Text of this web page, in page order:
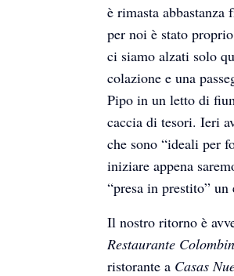
è rimasta
per noi è stato
ci siamo alzati solo
colazione e una
Pipo in un letto di
caccia di tesori. Ieri
che sono “ideali per
iniziare appena
“presa in prestito” un
Il nostro ritorno è
Restaurante
ristorante a Casas